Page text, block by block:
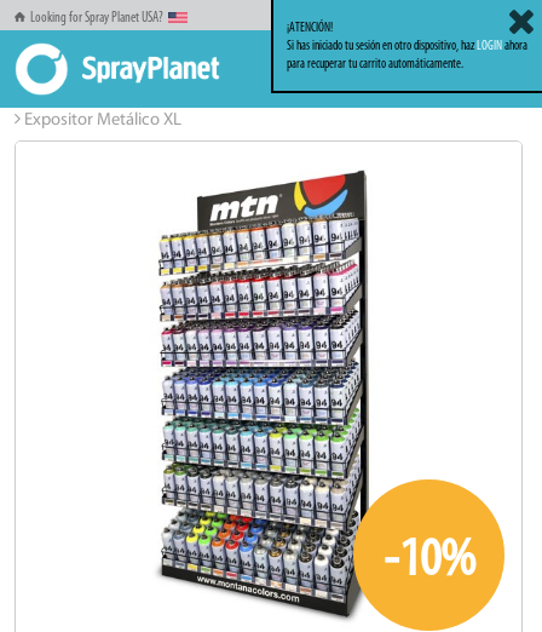
Looking for Spray Planet USA?
Inicio Accesorios & Complementos Expositores
Expositor Metálico XL
-10%
¡ATENCIÓN!
Si has iniciado tu sesión en otro dispositivo, hazLOGINahora
para recuperar tu carrito automáticamente.